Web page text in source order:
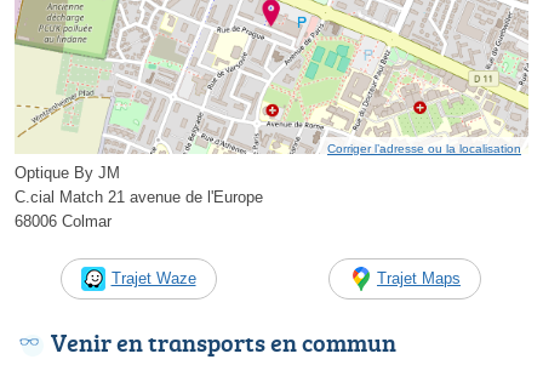
Corriger l’adresse ou la localisation
Optique By JM
C.cial Match 21 avenue de l'Europe
68006 Colmar
Trajet Waze Trajet Maps
Venir en transports en commun